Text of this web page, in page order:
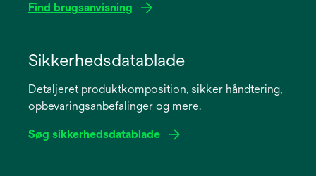
Find brugsanvisning
new
Sikkerhedsdatablade
Detaljeret produktkomposition, sikker håndtering,
opbevaringsanbefalinger og mere.
Søg sikkerhedsdatablade